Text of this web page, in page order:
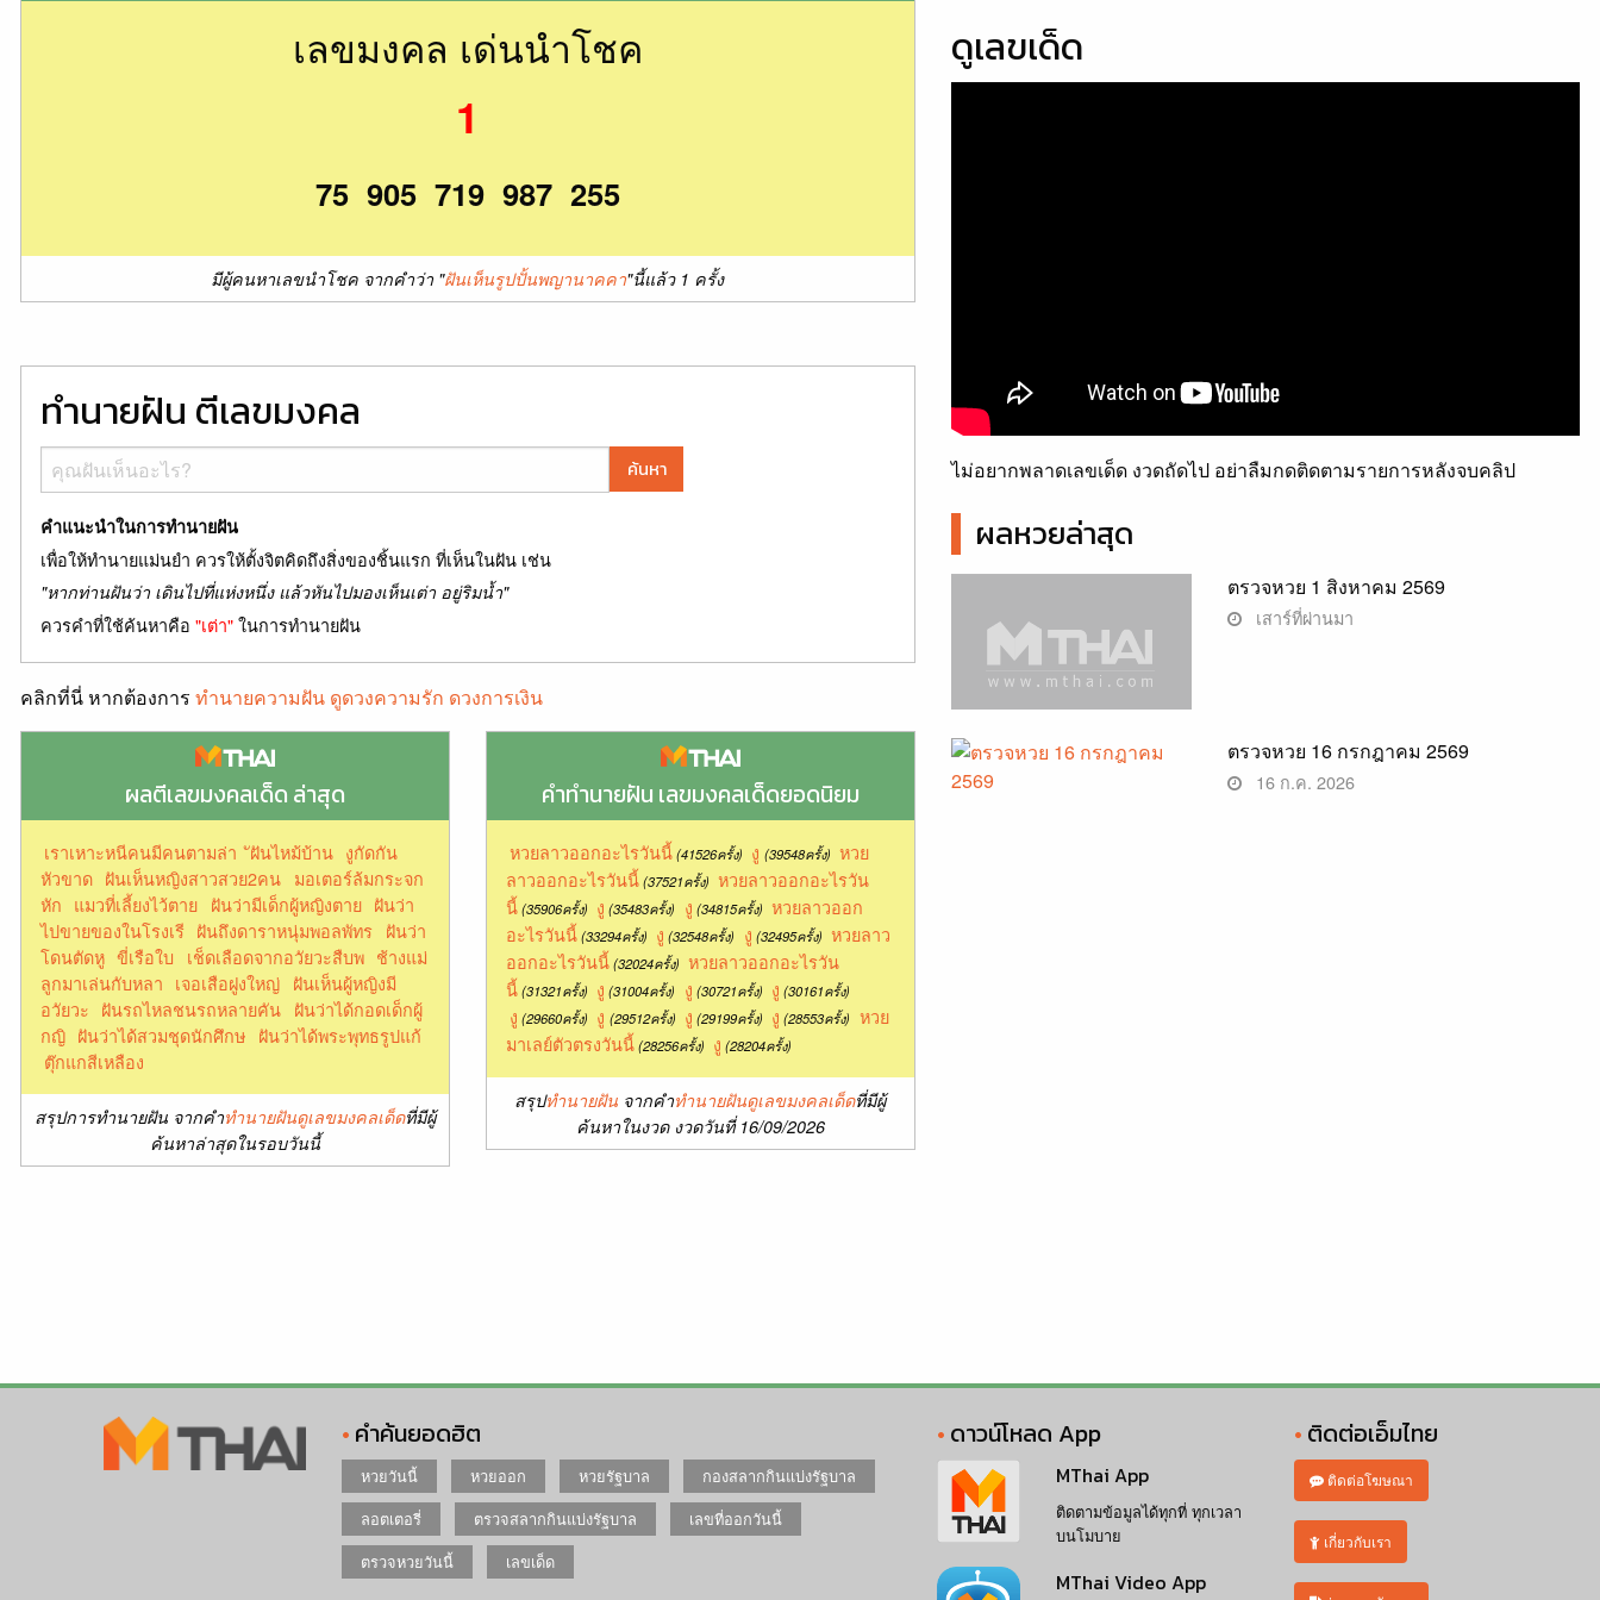
เลขมงคล เด่นนำโชค
1
75 905 719 987 255
มีผู้คนหาเลขนำโชค จากคำว่า "ฝันเห็นรูปปั้นพญานาคคา"นี้แล้ว 1 ครั้ง
ทำนายฝัน ตีเลขมงคล
ค้นหา
คำแนะนำในการทำนายฝัน
เพื่อให้ทำนายแม่นยำ ควรให้ตั้งจิตคิดถึงสิ่งของชิ้นแรก ที่เห็นในฝัน เช่น
"หากท่านฝันว่า เดินไปที่แห่งหนึ่ง แล้วหันไปมองเห็นเต่า อยู่ริมน้ำ"
ควรคำที่ใช้ค้นหาคือ "เต่า"ในการทำนายฝัน
คลิกที่นี่ หากต้องการ ทำนายความฝัน ดูดวงความรัก ดวงการเงิน
ผลตีเลขมงคลเด็ด ล่าสุด
เราเหาะหนีคนมีคนตามล่า ัฝันไหม้บ้าน งูกัดกัน
หัวขาด ฝันเห็นหญิงสาวสวย2คน มอเตอร์ล้มกระจก
หัก แมวที่เลี้ยงไว้ตาย ฝันว่ามีเด็กผู้หญิงตาย ฝันว่า
ไปขายของในโรงเรี ฝันถึงดาราหนุ่มพอลพัทร ฝันว่า
โดนตัดหู ขี่เรือใบ เช็ดเลือดจากอวัยวะสืบพ ช้างแม่
ลูกมาเล่นกับหลา เจอเสือฝูงใหญ่ ฝันเห็นผู้หญิงมี
อวัยวะ ฝันรถไหลชนรถหลายคัน ฝันว่าได้กอดเด็กผู้
กญิ ฝันว่าได้สวมชุดนักศึกษ ฝันว่าได้พระพุทธรูปแก้
ตุ๊กแกสีเหลือง
สรุปการทำนายฝัน จากคำทำนายฝันดูเลขมงคลเด็ดที่มีผู้
ค้นหาล่าสุดในรอบวันนี้
คำทำนายฝัน เลขมงคลเด็ดยอดนิยม
หวยลาวออกอะไรวันนี้ (41526ครั้ง) งู (39548ครั้ง) หวย
ลาวออกอะไรวันนี้(37521ครั้ง) หวยลาวออกอะไรวัน
นี้(35906ครั้ง) งู (35483ครั้ง) งู (34815ครั้ง) หวยลาวออก
อะไรวันนี้(33294ครั้ง) งู (32548ครั้ง) งู (32495ครั้ง) หวยลาว
ออกอะไรวันนี้(32024ครั้ง) หวยลาวออกอะไรวัน
นี้(31321ครั้ง) งู (31004ครั้ง) งู (30721ครั้ง) งู (30161ครั้ง)
งู (29660ครั้ง) งู (29512ครั้ง) งู (29199ครั้ง) งู (28553ครั้ง) หวย
มาเลย์ตัวตรงวันนี้(28256ครั้ง) งู (28204ครั้ง)
สรุปทำนายฝัน จากคำทำนายฝันดูเลขมงคลเด็ดที่มีผู้
ค้นหาในงวด งวดวันที่ 16/09/2026
ดูเลขเด็ด
ไม่อยากพลาดเลขเด็ด งวดถัดไป อย่าลืมกดติดตามรายการหลังจบคลิป
ผลหวยล่าสุด
ตรวจหวย 1 สิงหาคม 2569
เสาร์ที่ผ่านมา
ตรวจหวย 16 กรกฎาคม 2569
16 ก.ค. 2026
คำค้นยอดฮิต
หวยวันนี้ หวยออก หวยรัฐบาล
กองสลากกินแบ่งรัฐบาล
ลอตเตอรี่
ตรวจสลากกินแบ่งรัฐบาล
เลขที่ออกวันนี้
ตรวจหวยวันนี้
เลขเด็ด
ดาวน์โหลด App
MThai App
ติดตามข้อมูลได้ทุกที่ ทุกเวลา
บนโมบาย
MThai Video App
ติดต่อเอ็มไทย
ติดต่อโฆษณา
เกี่ยวกับเรา